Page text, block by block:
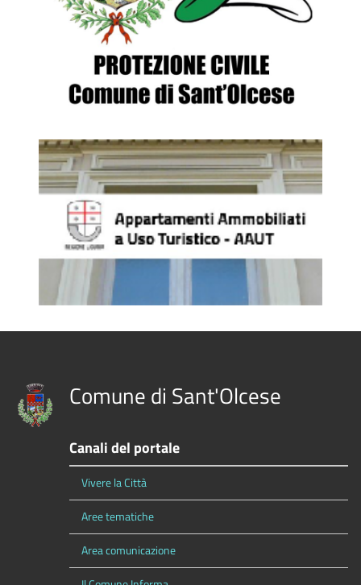
Comune di Sant'Olcese
Canali del portale
Vivere la Città
Aree tematiche
Area comunicazione